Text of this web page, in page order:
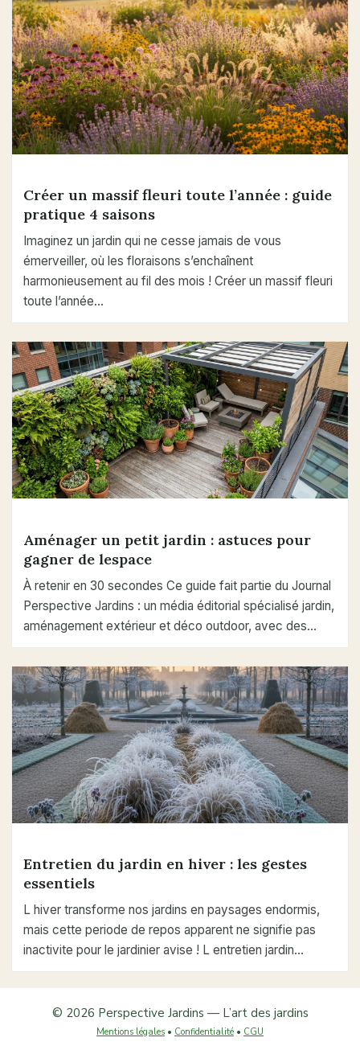
Créer un massif fleuri toute l’année : guide
pratique 4 saisons
Imaginez un jardin qui ne cesse jamais de vous
émerveiller, où les floraisons s’enchaînent
harmonieusement au fil des mois ! Créer un massif fleuri
toute l’année…
Aménager un petit jardin : astuces pour
gagner de lespace
À retenir en 30 secondes Ce guide fait partie du Journal
Perspective Jardins : un média éditorial spécialisé jardin,
aménagement extérieur et déco outdoor, avec des…
Entretien du jardin en hiver : les gestes
essentiels
L hiver transforme nos jardins en paysages endormis,
mais cette periode de repos apparent ne signifie pas
inactivite pour le jardinier avise ! L entretien jardin…
© 2026 Perspective Jardins — L’art des jardins
Mentions légales • Confidentialité • CGU